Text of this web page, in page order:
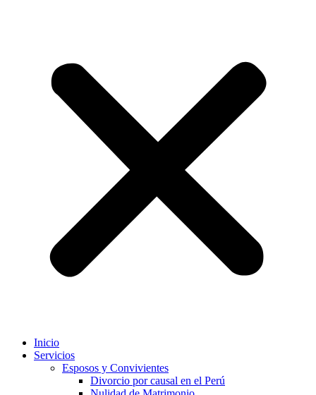
Inicio
Servicios
Esposos y Convivientes
Divorcio por causal en el Perú